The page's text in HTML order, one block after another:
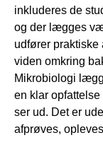
inkluderes de
og der lægges
udfører praktiske
viden omkring
Mikrobiologi
en klar
ser ud. Det er
afprøves,